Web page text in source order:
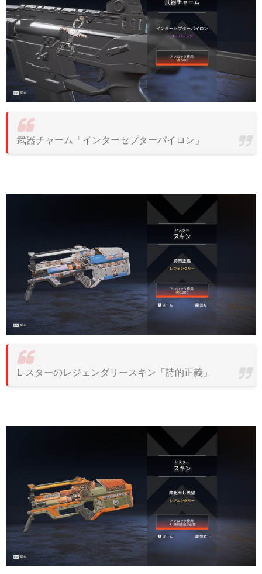
武器チャーム「インターセプターパイロン」
L-スターのレジェンダリースキン「詩的正義」